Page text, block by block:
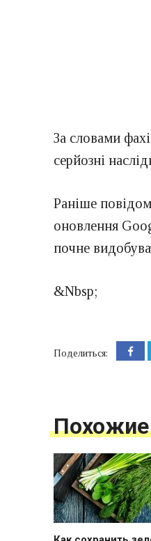
За словами
серйозні
Раніше
оновлення
почне
&Nbsp;
Поделиться: